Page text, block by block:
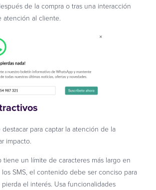
de la compra o tras una interacción
atención al cliente.
para captar la atención de la
impacto.
tiene un límite de caracteres más largo en
SMS, el contenido debe ser conciso para
el interés. Usa funcionalidades